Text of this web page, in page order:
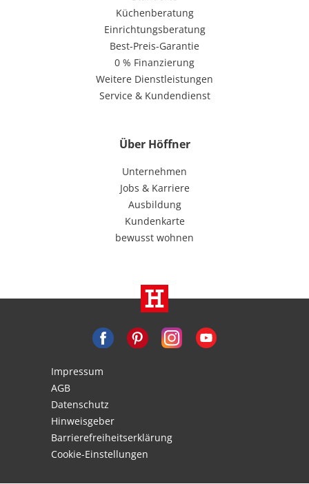
Küchenberatung
Einrichtungsberatung
Best-Preis-Garantie
0 % Finanzierung
Weitere Dienstleistungen
Service & Kundendienst
Über Höffner
Unternehmen
Jobs & Karriere
Ausbildung
Kundenkarte
bewusst wohnen
Impressum
AGB
Datenschutz
Hinweisgeber
Barrierefreiheitserklärung
Cookie-Einstellungen